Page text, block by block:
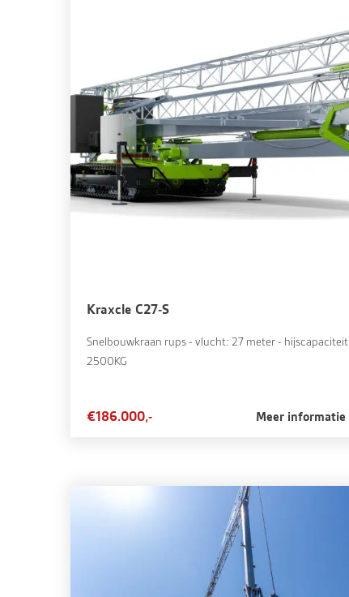
Kraxcle C27-S
Snelbouwkraan rups - vlucht: 27 meter - hijscapaciteit
2500KG
€186.000,- Meer informatie